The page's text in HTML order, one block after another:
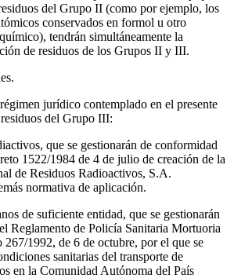
del Grupo II (como por ejemplo, los
conservados en formol u otro
tendrán simultáneamente la
de residuos de los Grupos II y III.
jurídico contemplado en el presente
del Grupo III:
que se gestionarán de conformidad
1522/1984 de 4 de julio de creación de la
de Residuos Radioactivos, S.A.
normativa de aplicación.
de suficiente entidad, que se gestionarán
Reglamento de Policía Sanitaria Mortuoria
267/1992, de 6 de octubre, por el que se
sanitarias del transporte de
en la Comunidad Autónoma del País